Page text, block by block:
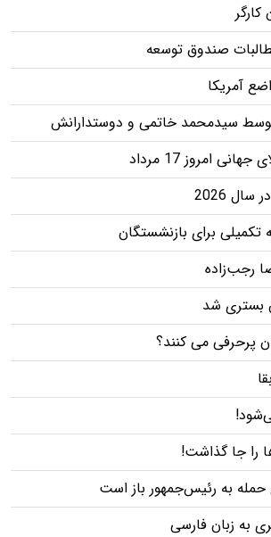
صندوق توسعه
آمریکا
توسط سیدمحمد خاتمی و دوستدارانش
امروز 17 مرداد
2026
تکمیلی برای بازنشستگان
رجب‌زاده
بستری شد
پرحرفی می کنند؟
را جا گذاشت!
به رئیس‌جمهور باز است
به زبان فارسی